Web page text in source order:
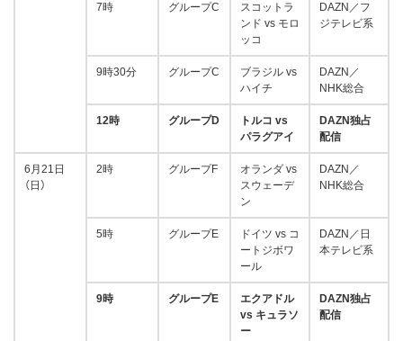
7時 グループC
スコットラ
ンド vs モロ
ッコ
DAZN／フ
ジテレビ系
9時30分 グループC
ブラジル vs
ハイチ
DAZN／
NHK総合
12時 グループD
トルコ vs
パラグアイ
DAZN独占
配信
6月21日
（日）
2時 グループF
オランダ vs
スウェーデ
ン
DAZN／
NHK総合
5時 グループE
ドイツ vs コ
ートジボワ
ール
DAZN／日
本テレビ系
9時 グループE
エクアドル
vs キュラソ
ー
DAZN独占
配信